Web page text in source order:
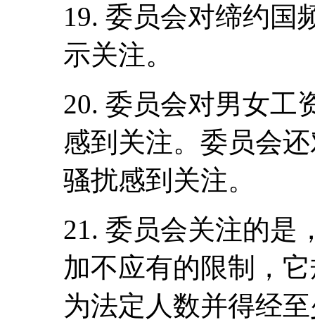
19. 委员会对缔约国
示关注。
20. 委员会对男女工
感到关注。委员会
骚扰感到关注。
21. 委员会关注的是
加不应有的限制，
为法定人数并得经